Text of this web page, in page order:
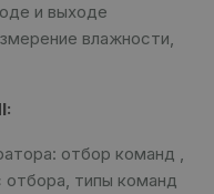
и выходе
влажности,
отбор команд ,
отбора, типы команд